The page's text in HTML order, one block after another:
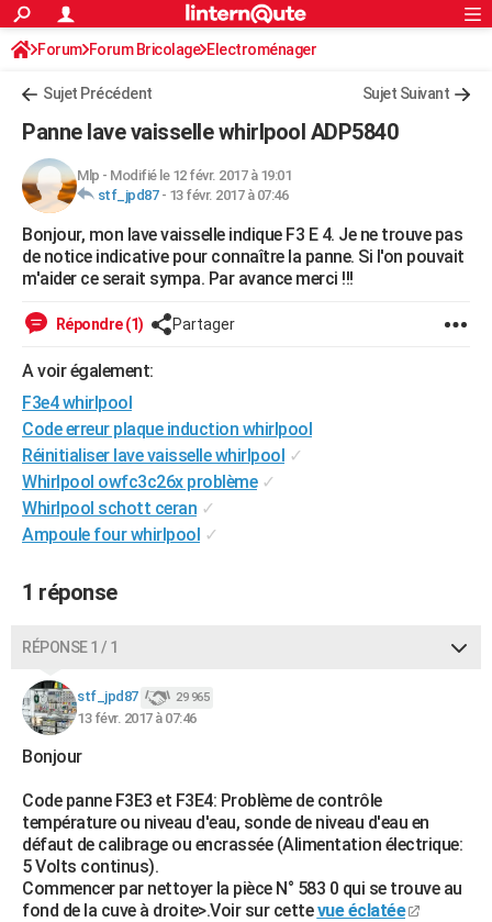
ACTUALITÉS
Politique
Société
Faits Divers
Education
Monde
Villes
+
FINANCE
Retraite
Impôts
Epargne
Immobilier
Risques naturels par ville
Banque
Assurance
Crédit
AUTO
Essais
Réserver un essai
Citadines
Berlines
SUV
Forum auto
+HIGH-TECH
Mobiles
Meilleur smartphone
Internet
Ordinateurs
Jeux vidéo
Guide high-tech
+
Forum
Aménagement intérieur
Extérieur
Cuisine
Salle de bains
Jardinage
Rangement
WEEK-END
Guides de France
Escapades
Patrimoine
Expositions
Musées
Week-end nature
+LIFESTYLE
Art de vivre
Bien-être
Loisirs
Mode
Modes de vie
SANTE
Alimentation
Guide de la santé
Maladies
Médicaments
Sommeil
VOYAGE
Destinations
City break
Voyage nature
Voyage de noces
Forum
Climat
+PHOTO
BONS PLANS
CARTE DE VOEUX
Carte de Noël
Carte Bonne année
Carte Saint-Valentin
Carte Pâques
Carte d'anniversaire
DICTIONNAIRE
Dictionnaire
Biographies
Citations
Expressions
Proverbes
S'inscrire
Se connecter
Lycées
Collèges
Primaires
Universités
Entreprises
Service militaire
Avis de recherche
AVIS DE DÉCÈS
FORUM
Bricolage
Lifestyle
Culture
Sport
Auto
Television
Voyage
Cinema
S'inscrire
Connexion
Forum Forum Bricolage Electroménager
Sujet Précédent Sujet Suivant
Panne lave vaisselle whirlpool ADP5840
Mlp - Modifié le 12 févr. 2017 à 19:01
stf_jpd87- 13 févr. 2017 à 07:46
Bonjour, mon lave vaisselle indique F3 E 4. Je ne trouve pas
de notice indicative pour connaître la panne. Si l'on pouvait
m'aider ce serait sympa. Par avance merci !!!
Répondre (1) Partager
A voir également:
F3e4 whirlpool
Code erreur plaque induction whirlpool
Réinitialiser lave vaisselle whirlpool ✓
Whirlpool owfc3c26x problème ✓
Whirlpool schott ceran ✓
Ampoule four whirlpool ✓
1 réponse
RÉPONSE 1 / 1
stf_jpd87 29 965
13 févr. 2017 à 07:46
Bonjour
Code panne F3E3 et F3E4: Problème de contrôle
température ou niveau d'eau, sonde de niveau d'eau en
défaut de calibrage ou encrassée (Alimentation électrique:
5 Volts continus).
Commencer par nettoyer la pièce N° 583 0 qui se trouve au
fond de la cuve à droite>.Voir sur cettevue éclatée